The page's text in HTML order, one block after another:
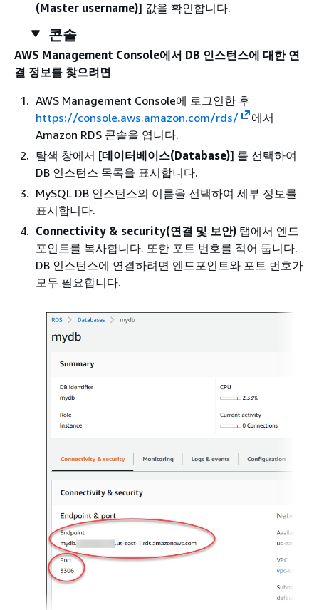
(Master username)] 값을 확인합니다.
콘솔
AWS Management Console에서 DB 인스턴스에 대한 연
결 정보를 찾으려면
AWS Management Console에 로그인한 후
https://console.aws.amazon.com/rds/
에서
Amazon RDS 콘솔을 엽니다.
탐색 창에서 [데이터베이스(Database)] 를 선택하여
DB 인스턴스 목록을 표시합니다.
MySQL DB 인스턴스의 이름을 선택하여 세부 정보를
표시합니다.
Connectivity & security(연결 및 보안) 탭에서 엔드
포인트를 복사합니다. 또한 포트 번호를 적어 둡니다.
DB 인스턴스에 연결하려면 엔드포인트와 포트 번호가
모두 필요합니다.